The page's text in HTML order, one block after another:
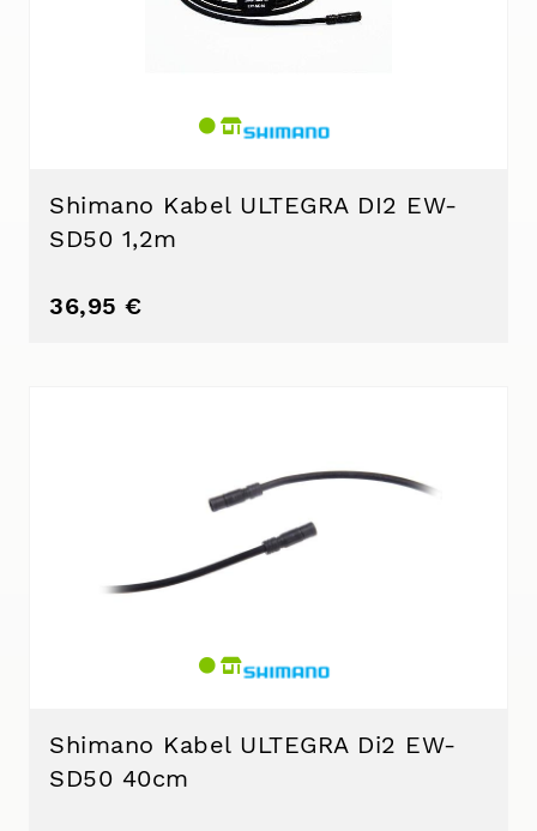
Shimano Kabel ULTEGRA DI2 EW-
SD50 1,2m
36,95 €
Shimano Kabel ULTEGRA Di2 EW-
SD50 40cm